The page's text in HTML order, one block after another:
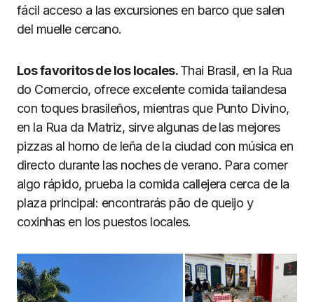
fácil acceso a las excursiones en barco que salen
del muelle cercano.
Los favoritos de los locales.Thai Brasil, en la Rua
do Comercio, ofrece excelente comida tailandesa
con toques brasileños, mientras que Punto Divino,
en la Rua da Matriz, sirve algunas de las mejores
pizzas al horno de leña de la ciudad con música en
directo durante las noches de verano. Para comer
algo rápido, prueba la comida callejera cerca de la
plaza principal: encontrarás pão de queijo y
coxinhas en los puestos locales.